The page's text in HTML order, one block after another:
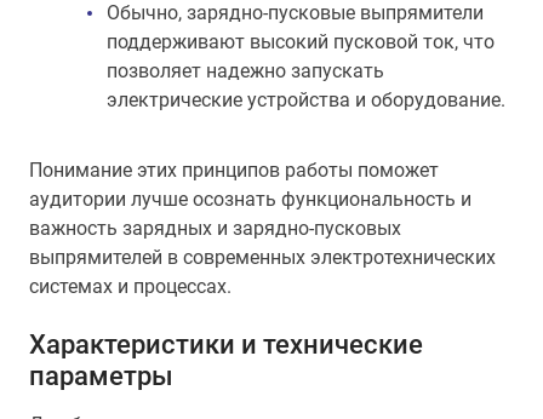
Обычно, зарядно-пусковые выпрямители
поддерживают высокий пусковой ток, что
позволяет надежно запускать
электрические устройства и оборудование.
Понимание этих принципов работы поможет
аудитории лучше осознать функциональность и
важность зарядных и зарядно-пусковых
выпрямителей в современных электротехнических
системах и процессах.
Характеристики и технические
параметры